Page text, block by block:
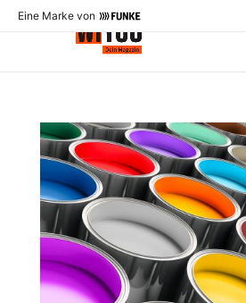
Eine Marke von